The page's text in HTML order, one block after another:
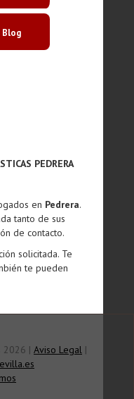
Blog
PEDRERA
en Pedrera.
tanto de sus
de contacto.
solicitada. Te
te pueden
2026 | Aviso Legal |